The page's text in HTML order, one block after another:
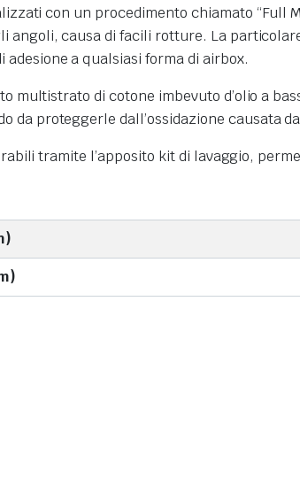
con un procedimento chiamato
causa di facili rotture. La
a qualsiasi forma di airbox.
multistrato di cotone imbevuto d’olio a
da proteggerle dall’ossidazione causata
tramite l’apposito kit di lavaggio,